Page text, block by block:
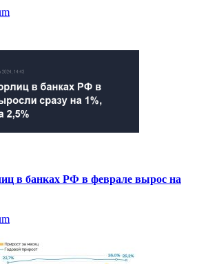
в банках РФ в феврале вырос на